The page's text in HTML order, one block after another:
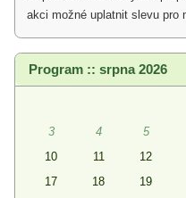
akci možné uplatnit slevu pro
Program :: srpna 2026
3
4 5
10
11 12
17
18 19